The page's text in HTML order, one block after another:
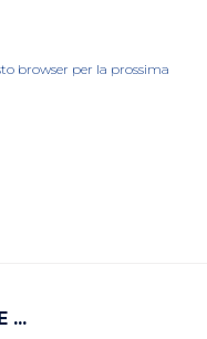
browser per la prossima
...